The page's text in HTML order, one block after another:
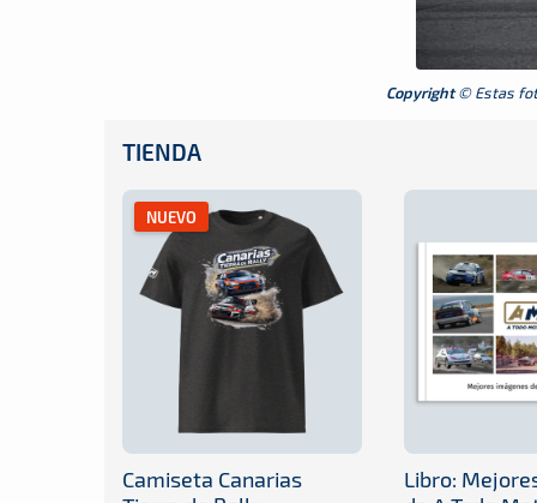
Copyright© Estas
TIENDA
NUEVO
Camiseta Canarias
Libro: